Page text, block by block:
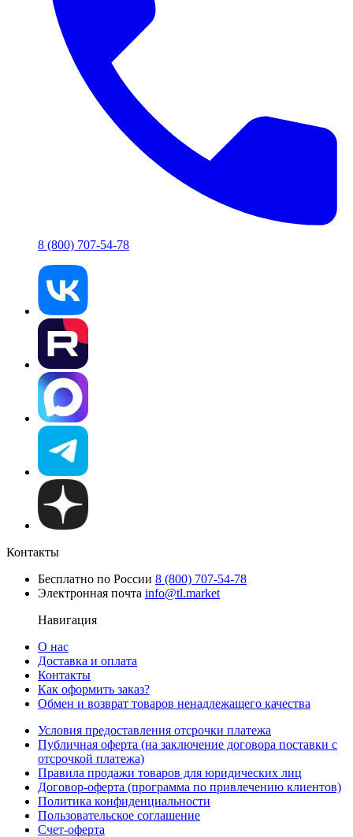
8 (800) 707-54-78
Контакты
Бесплатно по России 8 (800) 707-54-78
Электронная почта info@tl.market
Навигация
О нас
Доставка и оплата
Контакты
Как оформить заказ?
Обмен и возврат товаров ненадлежащего качества
Условия предоставления отсрочки платежа
Публичная оферта (на заключение договора поставки с
отсрочкой платежа)
Правила продажи товаров для юридических лиц
Договор-оферта (программа по привлечению клиентов)
Политика конфиденциальности
Пользовательское соглашение
Счет-оферта